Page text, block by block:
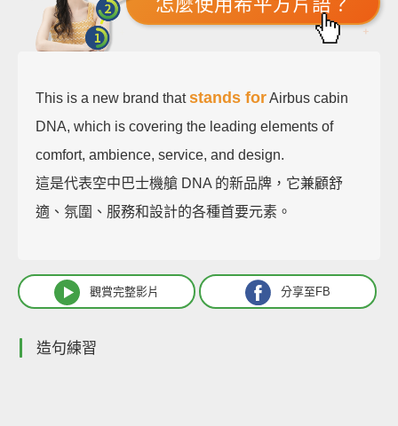
怎麼使用希平方片語？
This is a new brand thatstands forAirbus cabin
DNA, which is covering the leading elements of
comfort, ambience, service, and design.
這是代表空中巴士機艙 DNA 的新品牌，它兼顧舒
適、氛圍、服務和設計的各種首要元素。
觀賞完整影片 分享至FB
造句練習